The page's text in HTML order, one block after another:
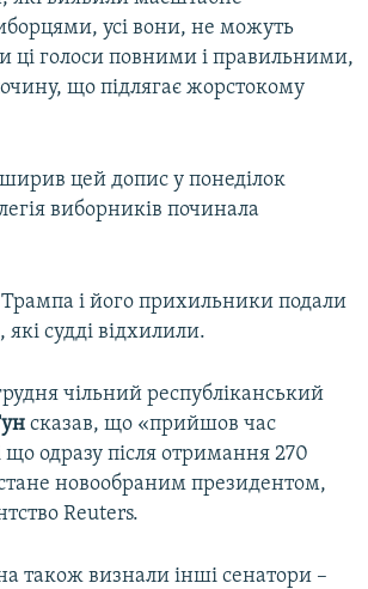
усі вони, не можуть
ці голоси повними і правильними,
що підлягає жорстокому
цей допис у понеділок
виборників починала
і його прихильники подали
які судді відхилили.
чільний республіканський
сказав, що «прийшов час
що одразу після отримання 270
новообраним президентом,
Reuters.
також визнали інші сенатори –